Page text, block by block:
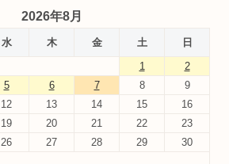
2026年8月
水 木 金 土
日
1
2
5 6 7 8
9
12 13 14 15
16
19 20 21 22
23
26 27 28 29
30